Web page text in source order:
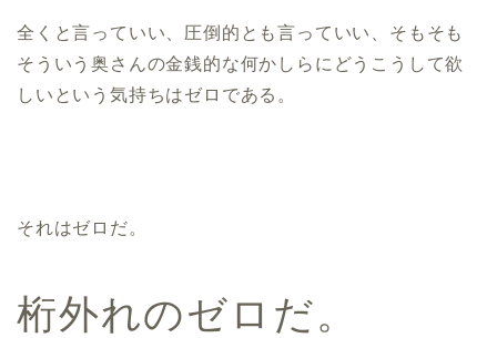
全くと言っていい、圧倒的とも言っていい、そもそも
そういう奥さんの金銭的な何かしらにどうこうして欲
しいという気持ちはゼロである。
それはゼロだ。
桁外れのゼロだ。